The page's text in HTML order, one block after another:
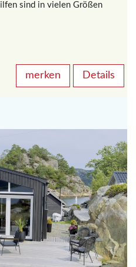
sind in vielen Größen
Details
merken